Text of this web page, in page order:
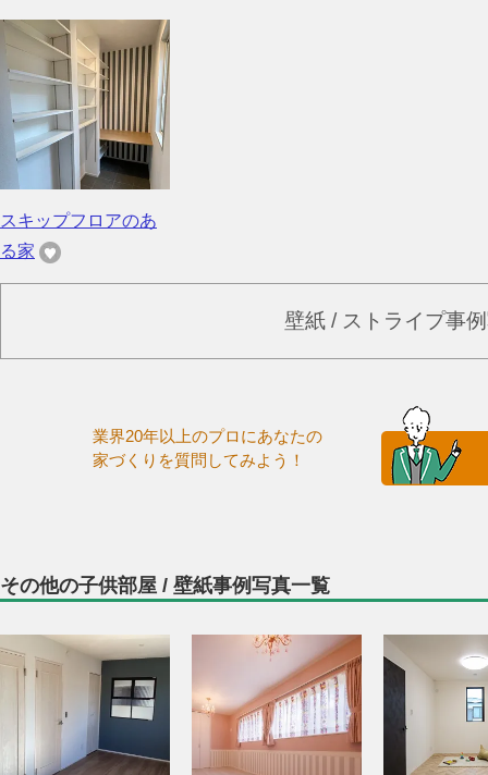
スキップフロアのあ
る家
壁紙 / ストライプ事
業界20年以上のプロにあなたの
家づくりを質問してみよう！
その他の子供部屋 / 壁紙事例写真一覧